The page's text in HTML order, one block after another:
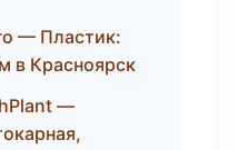
— Пластик:
в Красноярск
—